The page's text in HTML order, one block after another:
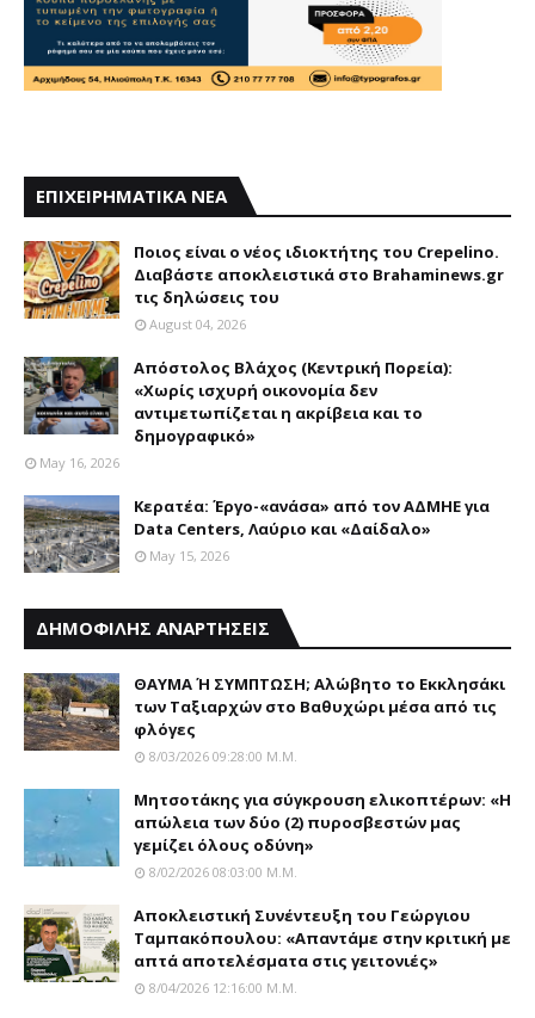
ΕΠΙΧΕΙΡΗΜΑΤΙΚΑ ΝΕΑ
Ποιος είναι ο νέος ιδιοκτήτης του Crepelino.
Διαβάστε αποκλειστικά στο Brahaminews.gr
τις δηλώσεις του
August 04, 2026
Απόστολος Βλάχος (Κεντρική Πορεία):
«Χωρίς ισχυρή οικονομία δεν
αντιμετωπίζεται η ακρίβεια και το
δημογραφικό»
May 16, 2026
Κερατέα: Έργο-«ανάσα» από τον ΑΔΜΗΕ για
Data Centers, Λαύριο και «Δαίδαλο»
May 15, 2026
ΔΗΜΟΦΙΛΗΣ ΑΝΑΡΤΗΣΕΙΣ
ΘΑΥΜΑ Ή ΣΥΜΠΤΩΣΗ; Aλώβητο το Eκκλησάκι
των Tαξιαρχών στο Bαθυχώρι μέσα από τις
φλόγες
8/03/2026 09:28:00 Μ.μ.
Μητσοτάκης για σύγκρουση ελικοπτέρων: «Η
απώλεια των δύο (2) πυροσβεστών μας
γεμίζει όλους οδύνη»
8/02/2026 08:03:00 Μ.μ.
Αποκλειστική Συνέντευξη του Γεώργιου
Ταμπακόπουλου: «Απαντάμε στην κριτική με
απτά αποτελέσματα στις γειτονιές»
8/04/2026 12:16:00 Μ.μ.